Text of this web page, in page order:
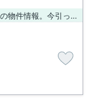
知多半田駅近くの新居におすすめ、パレアブルクの物件情報。今引っ越しをお考えの方におすすめなのが、こちらのアパートです。住まい探しをするなら、ぜひ当社にお任せ下さい。当社は豊富な賃貸物件を取り扱っており、お客様のご希望に適した物件のご紹介をいたします。お気軽にご連絡下さい。